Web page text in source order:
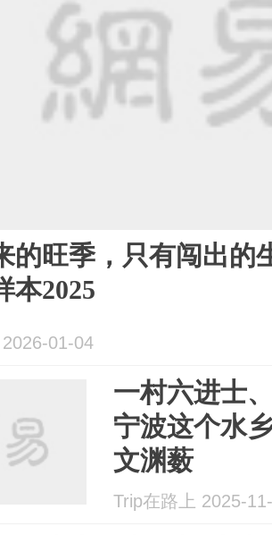
的旺季，只有闯出的
本2025
01-04
一村六进士
宁波这个水
文渊薮
Trip在路上 2025-